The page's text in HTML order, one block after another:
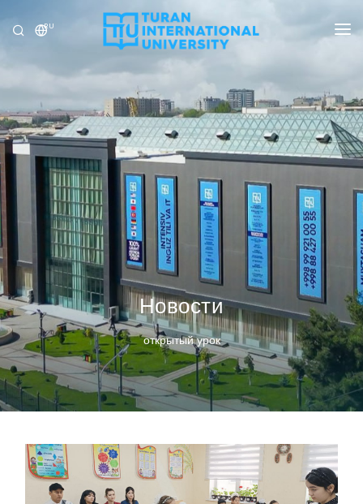
RU
УНИВЕРСИТЕТ
ПРОГРАММЫ
ПРИЁМ
ИССЛЕДОВАНИЕ
МЕЖДУНАРОДНЫЕ ОТНОШЕНИЯ
НОВОСТИ
ОЛИМПИАДА
Новости
открытый урок